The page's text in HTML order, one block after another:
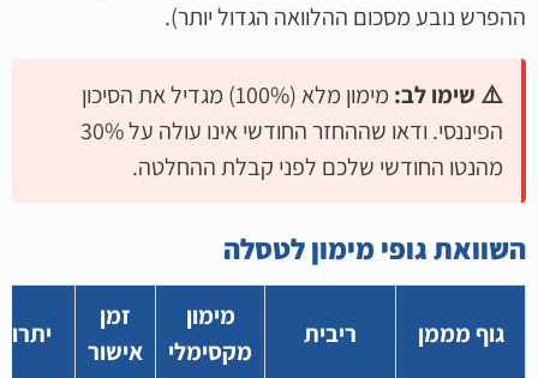
ההפרש נובע מסכום ההלוואה הגדול יותר).
⚠️ שימו לב:
מימון מלא (100%) מגדיל את הסיכון
הפיננסי. ודאו שההחזר החודשי אינו עולה על 30%
מהנטו החודשי שלכם לפני קבלת ההחלטה.
השוואת גופי מימון לטסלה
גוף מממן ריבית
מימון
מקסימלי
זמן
אישור
יתרון